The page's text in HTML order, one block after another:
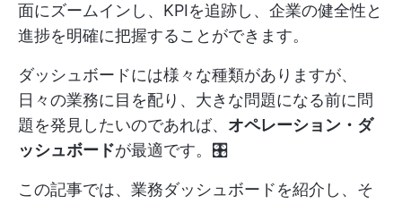
面にズームインし、KPIを追跡し、企業の健全性と
進捗を明確に把握することができます。
ダッシュボードには様々な種類がありますが、
日々の業務に目を配り、大きな問題になる前に問
題を発見したいのであれば、 オペレーション・ダ
ッシュボードが最適です。🎛️
この記事では、業務ダッシュボードを紹介し、そ